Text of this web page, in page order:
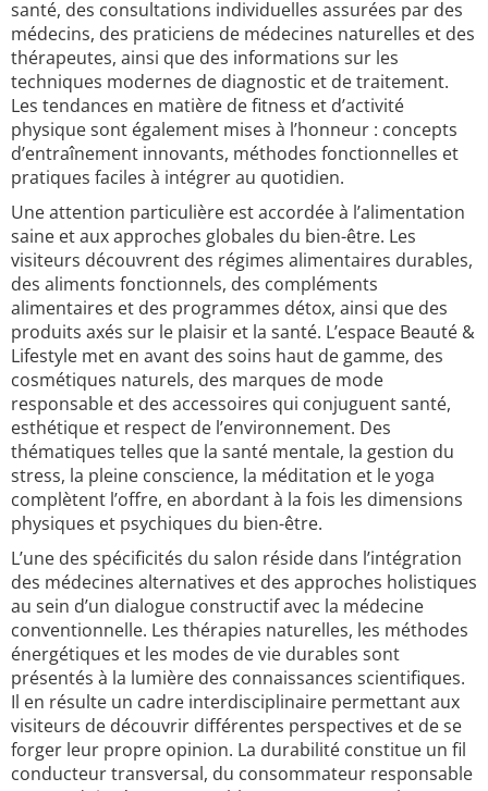
santé, des consultations individuelles assurées par des
médecins, des praticiens de médecines naturelles et des
thérapeutes, ainsi que des informations sur les
techniques modernes de diagnostic et de traitement.
Les tendances en matière de fitness et d’activité
physique sont également mises à l’honneur : concepts
d’entraînement innovants, méthodes fonctionnelles et
pratiques faciles à intégrer au quotidien.
Une attention particulière est accordée à l’alimentation
saine et aux approches globales du bien-être. Les
visiteurs découvrent des régimes alimentaires durables,
des aliments fonctionnels, des compléments
alimentaires et des programmes détox, ainsi que des
produits axés sur le plaisir et la santé. L’espace Beauté &
Lifestyle met en avant des soins haut de gamme, des
cosmétiques naturels, des marques de mode
responsable et des accessoires qui conjuguent santé,
esthétique et respect de l’environnement. Des
thématiques telles que la santé mentale, la gestion du
stress, la pleine conscience, la méditation et le yoga
complètent l’offre, en abordant à la fois les dimensions
physiques et psychiques du bien-être.
L’une des spécificités du salon réside dans l’intégration
des médecines alternatives et des approches holistiques
au sein d’un dialogue constructif avec la médecine
conventionnelle. Les thérapies naturelles, les méthodes
énergétiques et les modes de vie durables sont
présentés à la lumière des connaissances scientifiques.
Il en résulte un cadre interdisciplinaire permettant aux
visiteurs de découvrir différentes perspectives et de se
forger leur propre opinion. La durabilité constitue un fil
conducteur transversal, du consommateur responsable